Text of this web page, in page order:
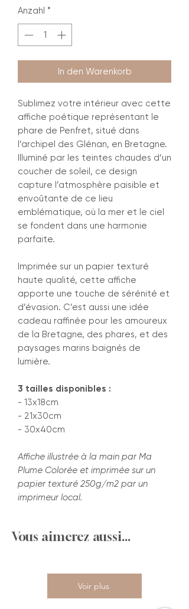
Anzahl *
In den Warenkorb
Sublimez votre intérieur avec cette
affiche poétique représentant le
phare de Penfret, situé dans
l’archipel des Glénan, en Bretagne.
Illuminé par les teintes chaudes d’un
coucher de soleil, ce design
capture l’atmosphère paisible et
envoûtante de ce lieu
emblématique, où la mer et le ciel
se fondent dans une harmonie
parfaite.
Imprimée sur un papier texturé
haute qualité, cette affiche
apporte une touche de sérénité et
d’évasion. C’est aussi une idée
cadeau raffinée pour les amoureux
de la Bretagne, des phares, et des
paysages marins baignés de
lumière.
3 tailles disponibles :
- 13x18cm
- 21x30cm
- 30x40cm
Affiche illustrée à la main par Ma
Plume Colorée et imprimée sur un
papier texturé 250g/m2 par un
imprimeur local.
Vous aimerez aussi...
Voir plus